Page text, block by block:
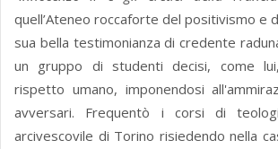
quell’Ateneo roccaforte del positivismo e
sua bella testimonianza di credente
un gruppo di studenti decisi, come
rispetto umano, imponendosi
avversari. Frequentò i corsi di
arcivescovile di Torino risiedendo nella